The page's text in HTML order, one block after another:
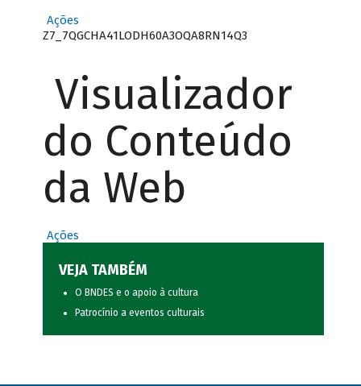
Ações
Z7_7QGCHA41LODH60A3OQA8RN14Q3
Visualizador
do Conteúdo
da Web
Ações
VEJA TAMBÉM
O BNDES e o apoio à cultura
Patrocínio a eventos culturais